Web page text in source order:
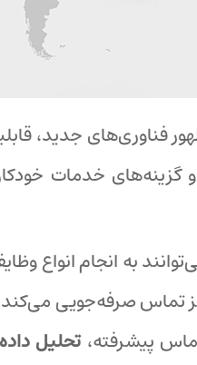
فناوری‌های جدید،
خدمات
به انجام انواع
تحلیل